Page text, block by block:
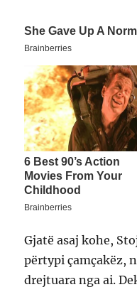
Gjatë asaj kohe,
përtypi çamçakëz,
drejtuara nga ai.